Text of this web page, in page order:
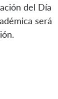
del Día
será